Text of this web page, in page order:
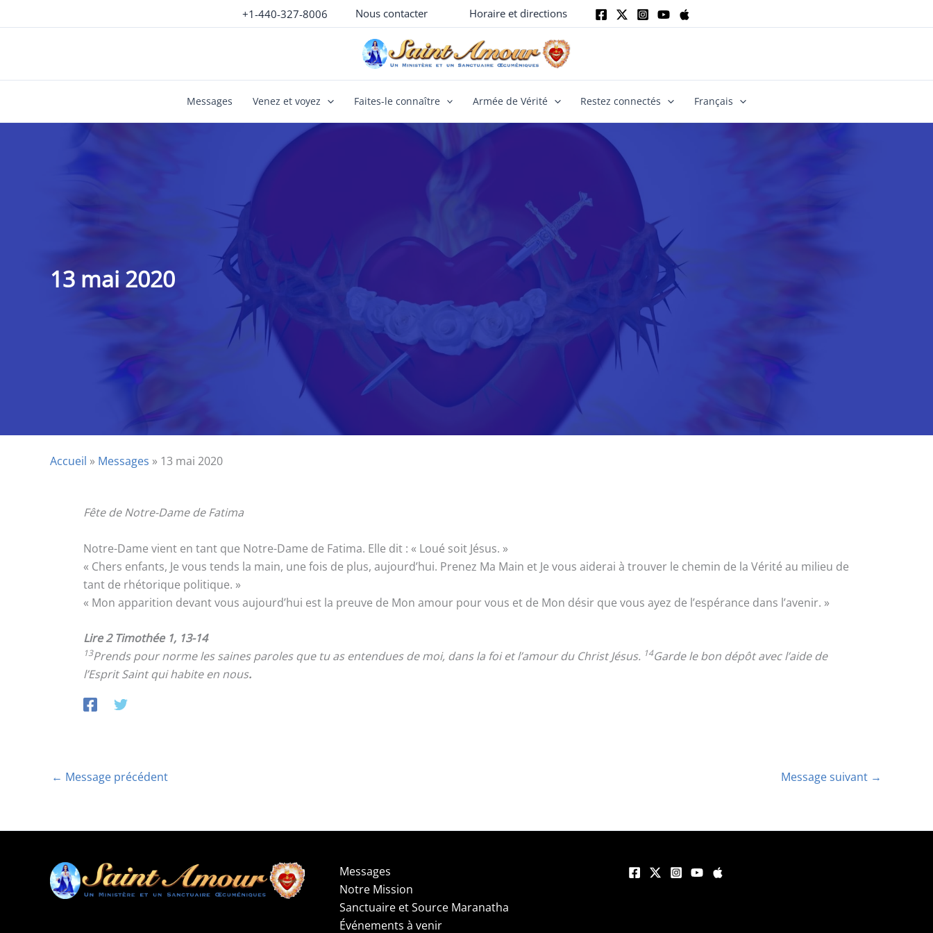
au
+1-440-327-8006 Nous contacter Horaire et directions
Messages Venez et voyez Faites-le connaître Armée de Vérité Restez connectés Français
13 mai 2020
Accueil » Messages » 13 mai 2020
Fête de Notre-Dame de Fatima
Notre-Dame vient en tant que Notre-Dame de Fatima. Elle dit : « Loué soit Jésus. »
« Chers enfants, Je vous tends la main, une fois de plus, aujourd’hui. Prenez Ma Main et Je vous aiderai à trouver le chemin de la Vérité au milieu de
tant de rhétorique politique. »
« Mon apparition devant vous aujourd’hui est la preuve de Mon amour pour vous et de Mon désir que vous ayez de l’espérance dans l’avenir. »
Lire 2 Timothée 1, 13-14
13Prends pour norme les saines paroles que tu as entendues de moi, dans la foi et l’amour du Christ Jésus. 14Garde le bon dépôt avec l’aide de
l’Esprit Saint qui habite en nous.
← Message précédent Message suivant →
Messages
Notre Mission
Sanctuaire et Source Maranatha
Événements à venir